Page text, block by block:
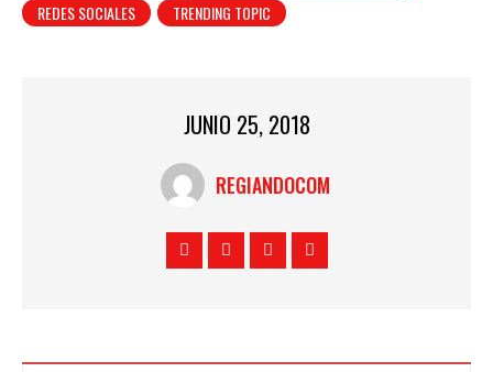
REDES SOCIALES
TRENDING TOPIC
JUNIO 25, 2018
REGIANDOCOM